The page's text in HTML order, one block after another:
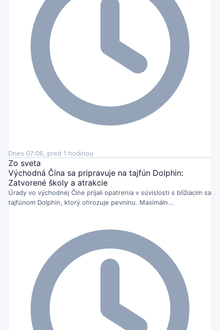
Dnes 07:06, pred 1 hodinou
Zo sveta
Východná Čína sa pripravuje na tajfún Dolphin:
Zatvorené školy a atrakcie
Úrady vo východnej Číne prijali opatrenia v súvislosti s blížiacim sa
tajfúnom Dolphin, ktorý ohrozuje pevninu. Maximáln...